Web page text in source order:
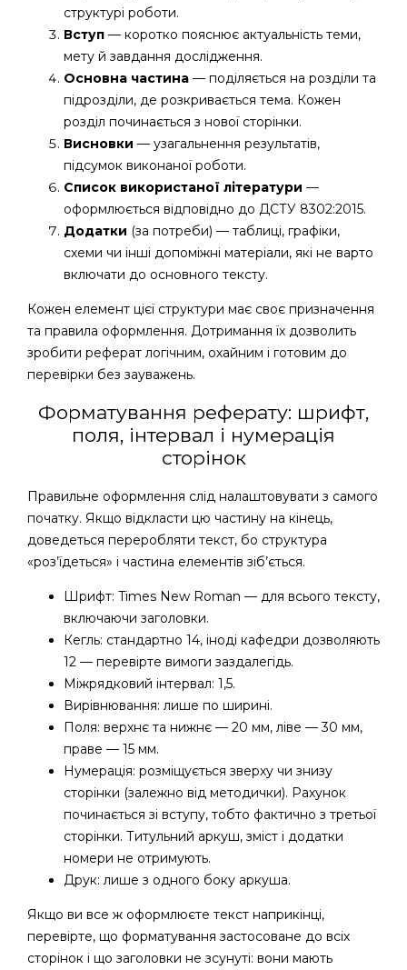
структурі роботи.
Вступ — коротко пояснює актуальність теми,
мету й завдання дослідження.
Основна частина — поділяється на розділи та
підрозділи, де розкривається тема. Кожен
розділ починається з нової сторінки.
Висновки — узагальнення результатів,
підсумок виконаної роботи.
Список використаної літератури —
оформлюється відповідно до ДСТУ 8302:2015.
Додатки (за потреби) — таблиці, графіки,
схеми чи інші допоміжні матеріали, які не варто
включати до основного тексту.
Кожен елемент цієї структури має своє призначення
та правила оформлення. Дотримання їх дозволить
зробити реферат логічним, охайним і готовим до
перевірки без зауважень.
Форматування реферату: шрифт,
поля, інтервал і нумерація
сторінок
Правильне оформлення слід налаштовувати з самого
початку. Якщо відкласти цю частину на кінець,
доведеться переробляти текст, бо структура
«роз’їдеться» і частина елементів зіб’ється.
Шрифт: Times New Roman — для всього тексту,
включаючи заголовки.
Кегль: стандартно 14, іноді кафедри дозволяють
12 — перевірте вимоги заздалегідь.
Міжрядковий інтервал: 1,5.
Вирівнювання: лише по ширині.
Поля: верхнє та нижнє — 20 мм, ліве — 30 мм,
праве — 15 мм.
Нумерація: розміщується зверху чи знизу
сторінки (залежно від методички). Рахунок
починається зі вступу, тобто фактично з третьої
сторінки. Титульний аркуш, зміст і додатки
номери не отримують.
Друк: лише з одного боку аркуша.
Якщо ви все ж оформлюєте текст наприкінці,
перевірте, що форматування застосоване до всіх
сторінок і що заголовки не зсунуті: вони мають